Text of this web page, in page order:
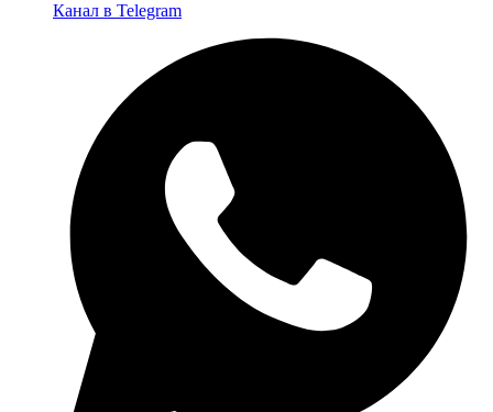
Канал в Telegram